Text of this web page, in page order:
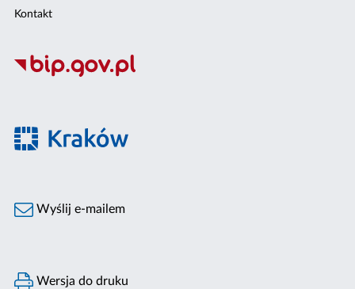
Kontakt
Wyślij e-mailem
Wersja do druku